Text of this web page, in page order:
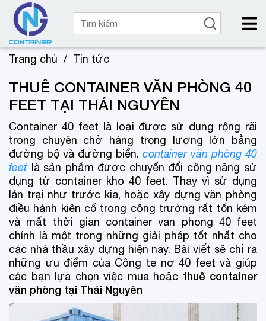
Trang chủ / Tin tức
THUÊ CONTAINER VĂN PHÒNG 40
FEET TẠI THÁI NGUYÊN
Container 40 feet là loại được sử dụng rộng rãi
trong chuyên chở hàng trọng lượng lớn bằng
đường bộ và đường biển. container văn phòng 40
feet là sản phẩm được chuyển đổi công năng sử
dụng từ container kho 40 feet. Thay vì sử dụng
lán trại như trước kia, hoặc xây dựng văn phòng
điều hành kiên cố trong công trường rất tốn kém
và mất thời gian container van phong 40 feet
chính là một trong những giải pháp tốt nhất cho
các nhà thầu xây dựng hiện nay. Bài viết sẽ chỉ ra
những ưu điểm của Công te nơ 40 feet và giúp
các bạn lựa chọn việc mua hoặc thuê container
văn phòng tại Thái Nguyên